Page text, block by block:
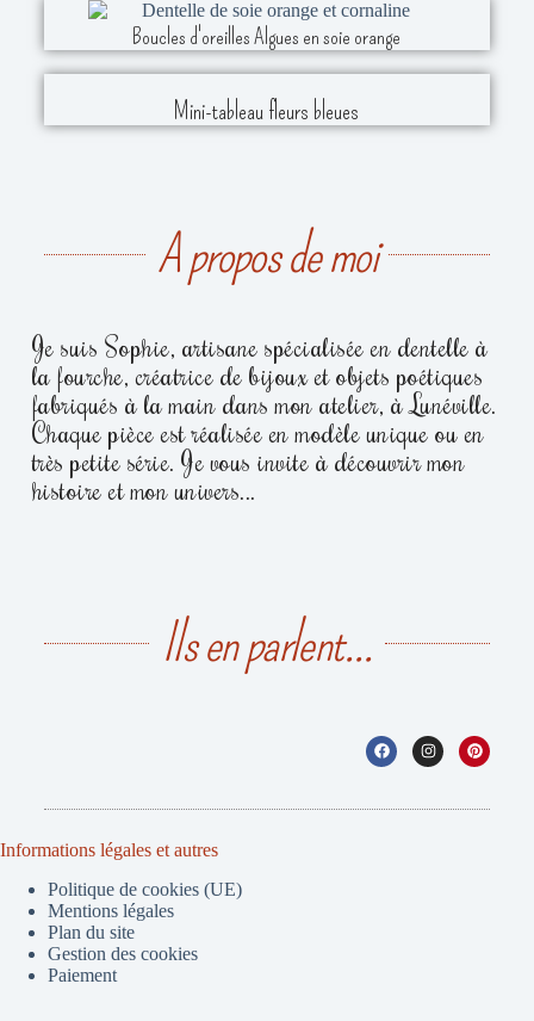
Boucles d'oreilles Algues en soie orange
Mini-tableau fleurs bleues
A propos de moi
Je suis Sophie, artisane spécialisée en dentelle à
la fourche, créatrice de bijoux et objets poétiques
fabriqués à la main dans mon atelier, à Lunéville.
Chaque pièce est réalisée en modèle unique ou en
très petite série. Je vous invite à découvrir mon
histoire et mon univers...
Ils en parlent...
Informations légales et autres
Politique de cookies (UE)
Mentions légales
Plan du site
Gestion des cookies
Paiement